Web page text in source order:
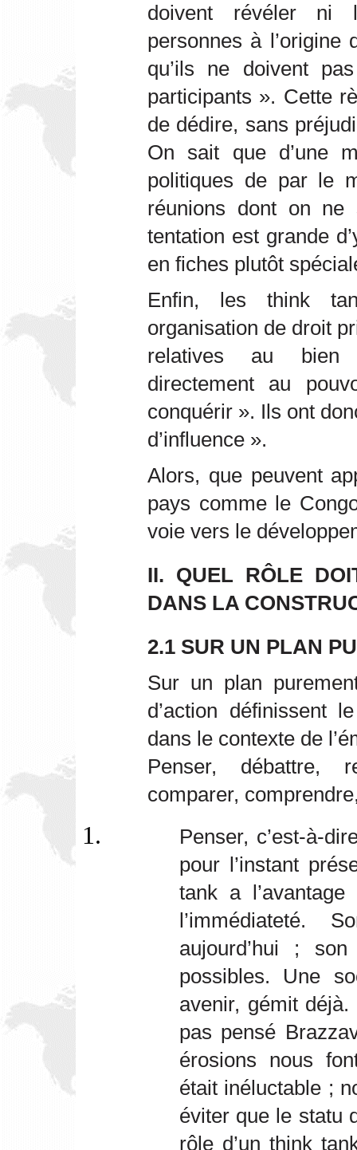
doivent révéler ni
personnes à l’origine
qu’ils ne doivent
participants ». Cette
de dédire, sans
On sait que d’une
politiques de par le
réunions dont on
tentation est grande
en fiches plutôt
Enfin, les think
organisation de droit
relatives au bien
directement au
conquérir ». Ils ont
d’influence ».
Alors, que peuvent
pays comme le
voie vers le
II. QUEL RÔLE
DANS LA
2.1 SUR UN PLAN
Sur un plan
d’action définissent
dans le contexte de
Penser, débattre,
comparer,
Penser, c’est-à-
pour l’instant
tank a
l’immédiateté.
aujourd’hui ;
possibles. Une
avenir, gémit déjà.
pas pensé
érosions nous
était inéluctable ;
éviter que le statu
rôle d’un think